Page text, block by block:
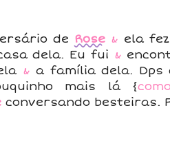
de Rose & ela
dela. Eu fui &
& a família dela. Dps
mais lá {
conversando besteiras.